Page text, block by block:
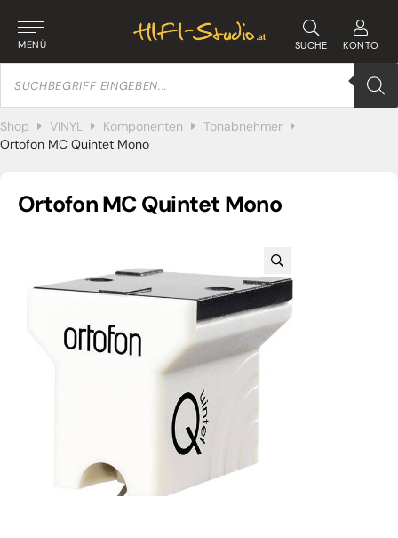
MENÜ SUCHE KONTO
Products
search
Shop VINYL Komponenten
Tonabnehmer
Ortofon MC Quintet Mono
Ortofon MC Quintet Mono